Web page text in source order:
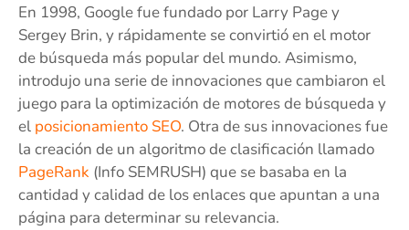
En 1998, Google fue fundado por Larry Page y
Sergey Brin, y rápidamente se convirtió en el motor
de búsqueda más popular del mundo. Asimismo,
introdujo una serie de innovaciones que cambiaron el
juego para la optimización de motores de búsqueda y
el posicionamiento SEO. Otra de sus innovaciones fue
la creación de un algoritmo de clasificación llamado
PageRank (Info SEMRUSH) que se basaba en la
cantidad y calidad de los enlaces que apuntan a una
página para determinar su relevancia.